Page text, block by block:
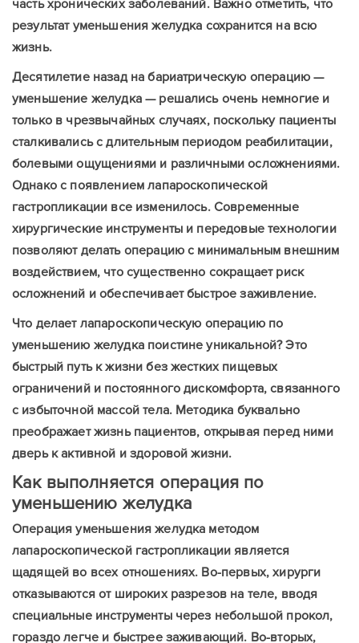
часть хронических заболеваний. Важно отметить, что
результат уменьшения желудка сохранится на всю
жизнь.
Десятилетие назад на бариатрическую операцию —
уменьшение желудка — решались очень немногие и
только в чрезвычайных случаях, поскольку пациенты
сталкивались с длительным периодом реабилитации,
болевыми ощущениями и различными осложнениями.
Однако с появлением лапароскопической
гастропликации все изменилось. Современные
хирургические инструменты и передовые технологии
позволяют делать операцию с минимальным внешним
воздействием, что существенно сокращает риск
осложнений и обеспечивает быстрое заживление.
Что делает лапароскопическую операцию по
уменьшению желудка поистине уникальной? Это
быстрый путь к жизни без жестких пищевых
ограничений и постоянного дискомфорта, связанного
с избыточной массой тела. Методика буквально
преображает жизнь пациентов, открывая перед ними
дверь к активной и здоровой жизни.
Как выполняется операция по
уменьшению желудка
Операция уменьшения желудка методом
лапароскопической гастропликации является
щадящей во всех отношениях. Во-первых, хирурги
отказываются от широких разрезов на теле, вводя
специальные инструменты через небольшой прокол,
гораздо легче и быстрее заживающий. Во-вторых,